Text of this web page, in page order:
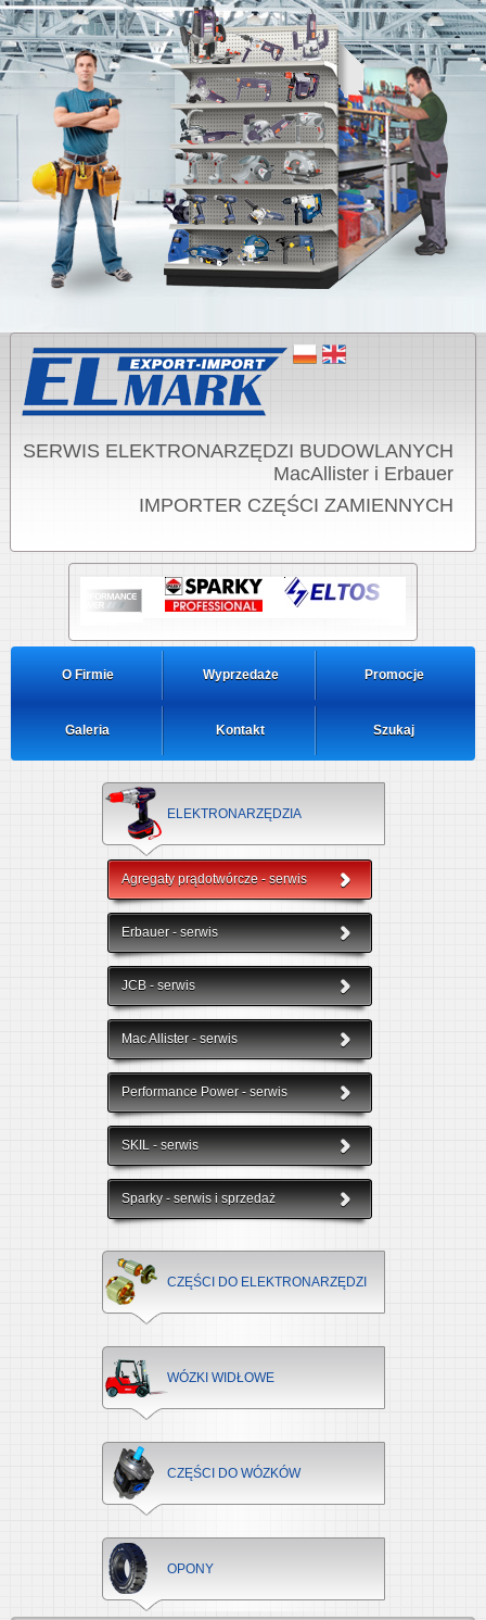
SERWIS ELEKTRONARZĘDZI BUDOWLANYCH
MacAllister i Erbauer
IMPORTER CZĘŚCI ZAMIENNYCH
O Firmie Wyprzedaże Promocje
Galeria Kontakt Szukaj
ELEKTRONARZĘDZIA
Agregaty prądotwórcze - serwis
Erbauer - serwis
JCB - serwis
Mac Allister - serwis
Performance Power - serwis
SKIL - serwis
Sparky - serwis i sprzedaż
CZĘŚCI DO ELEKTRONARZĘDZI
WÓZKI WIDŁOWE
CZĘŚCI DO WÓZKÓW
OPONY